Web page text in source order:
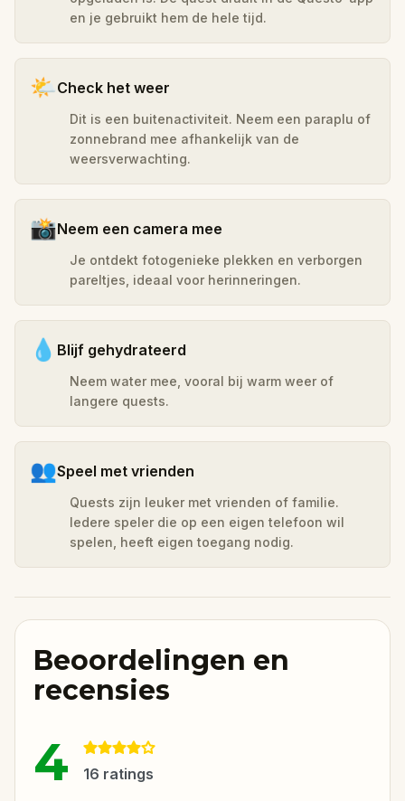
en je gebruikt hem de hele tijd.
🌤️Check het weer
Dit is een buitenactiviteit. Neem een paraplu of
zonnebrand mee afhankelijk van de
weersverwachting.
📸Neem een camera mee
Je ontdekt fotogenieke plekken en verborgen
pareltjes, ideaal voor herinneringen.
💧 Blijf gehydrateerd
Neem water mee, vooral bij warm weer of
langere quests.
👥Speel met vrienden
Quests zijn leuker met vrienden of familie.
Iedere speler die op een eigen telefoon wil
spelen, heeft eigen toegang nodig.
Beoordelingen en
recensies
4 16 ratings